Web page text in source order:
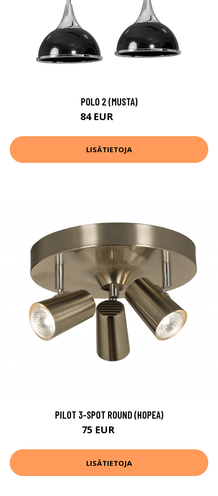
POLO 2 (MUSTA)
84 EUR
LISÄTIETOJA
PILOT 3-SPOT ROUND (HOPEA)
75 EUR
LISÄTIETOJA